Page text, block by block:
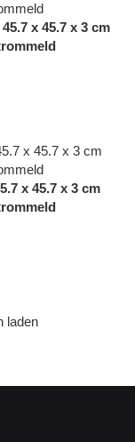
x 45.7 x 3 cm
x 45.7 x 3 cm
laden